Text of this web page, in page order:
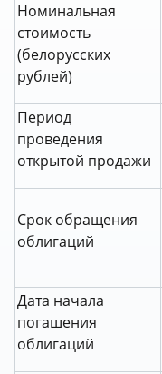
Номинальная
стоимость
(белорусских
рублей)
Период
проведения
открытой продажи
Срок обращения
облигаций
Дата начала
погашения
облигаций